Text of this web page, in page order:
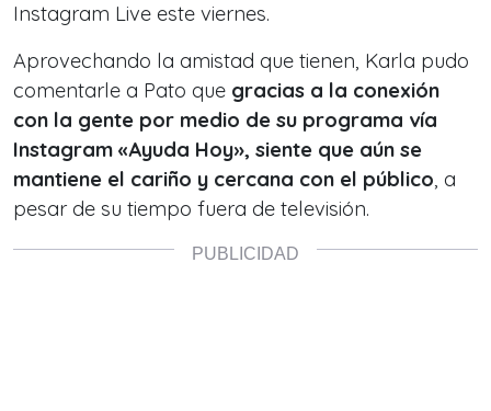
Instagram Live este viernes.
Aprovechando la amistad que tienen, Karla pudo
comentarle a Pato que gracias a la conexión
con la gente por medio de su programa vía
Instagram «Ayuda Hoy», siente que aún se
mantiene el cariño y cercana con el público, a
pesar de su tiempo fuera de televisión.